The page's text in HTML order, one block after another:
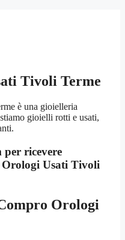
Tivoli Terme
è una gioielleria
gioielli rotti e usati,
per ricevere
Usati Tivoli
Orologi